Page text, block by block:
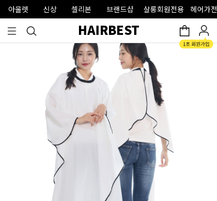
아울렛 신상 셀리본 브랜드샵 살롱회원전용 헤어가
HAIRBEST